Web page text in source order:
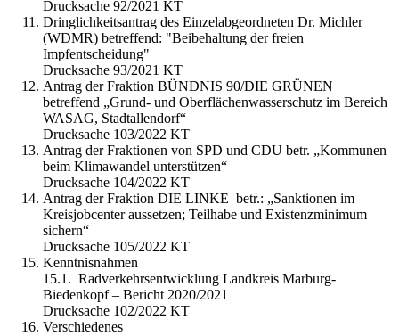
Drucksache 92/2021 KT
Dringlichkeitsantrag des Einzelabgeordneten Dr. Michler
(WDMR) betreffend: "Beibehaltung der freien
Impfentscheidung"
Drucksache 93/2021 KT
Antrag der Fraktion BÜNDNIS 90/DIE GRÜNEN
betreffend „Grund- und Oberflächenwasserschutz im Bereich
WASAG, Stadtallendorf“
Drucksache 103/2022 KT
Antrag der Fraktionen von SPD und CDU betr. „Kommunen
beim Klimawandel unterstützen“
Drucksache 104/2022 KT
Antrag der Fraktion DIE LINKE betr.: „Sanktionen im
Kreisjobcenter aussetzen; Teilhabe und Existenzminimum
sichern“
Drucksache 105/2022 KT
Kenntnisnahmen
15.1. Radverkehrsentwicklung Landkreis Marburg-
Biedenkopf – Bericht 2020/2021
Drucksache 102/2022 KT
Verschiedenes